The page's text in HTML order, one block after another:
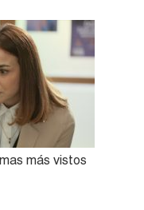
más vistos